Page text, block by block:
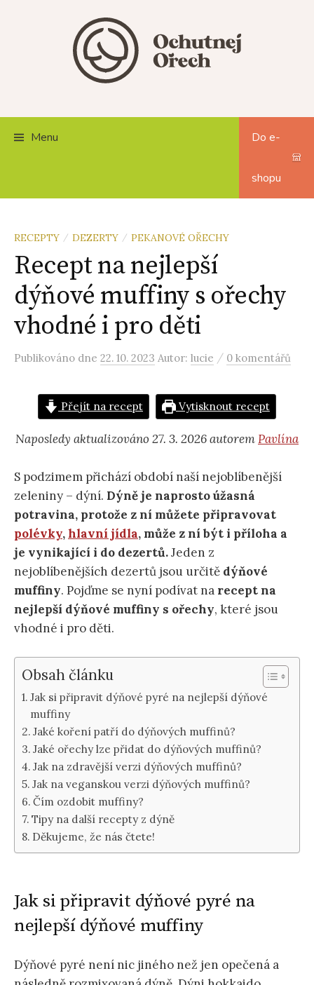
Menu Do e-
shopu
RECEPTY / DEZERTY / PEKANOVÉ OŘECHY
Recept na nejlepší
dýňové muffiny s ořechy
vhodné i pro děti
Publikováno dne 22. 10. 2023 Autor: lucie / 0 komentářů
Přejít na recept Vytisknout recept
Naposledy aktualizováno 27. 3. 2026 autoremPavlína
S podzimem přichází období naší nejoblíbenější
zeleniny – dýní. Dýně je naprosto úžasná
potravina, protože z ní můžete připravovat
polévky,hlavní jídla, může z ní být i příloha a
je vynikající i do dezertů.Jeden z
nejoblíbenějších dezertů jsou určitě dýňové
muffiny. Pojďme se nyní podívat na recept na
nejlepší dýňové muffiny s ořechy, které jsou
vhodné i pro děti.
Obsah článku
Jak si připravit dýňové pyré na nejlepší dýňové
muffiny
Jaké koření patří do dýňových muffinů?
Jaké ořechy lze přidat do dýňových muffinů?
Jak na zdravější verzi dýňových muffinů?
Jak na veganskou verzi dýňových muffinů?
Čím ozdobit muffiny?
Tipy na další recepty z dýně
Děkujeme, že nás čtete!
Jak si připravit dýňové pyré na
nejlepší dýňové muffiny
Dýňové pyré není nic jiného než jen opečená a